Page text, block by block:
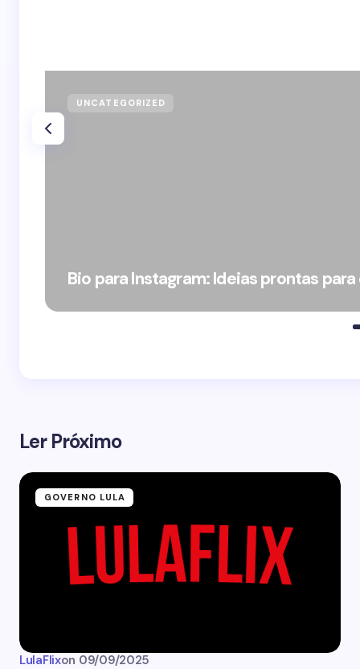
UNCATEGORIZED
Bio para Instagram: Ideias prontas
Ler Próximo
GOVERNO LULA
LulaFlixon 09/09/2025